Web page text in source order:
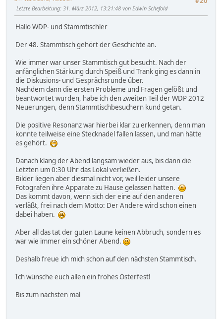
Letzte Bearbeitung: 31. März 2012, 13:21:48 von Edwin Schefold
Hallo WDP- und Stammtischler
Der 48. Stammtisch gehört der Geschichte an.
Wie immer war unser Stammtisch gut besucht. Nach der
anfänglichen Stärkung durch Speiß und Trank ging es dann in
die Diskusions- und Gesprächsrunde über.
Nachdem dann die ersten Probleme und Fragen gelößt und
beantwortet wurden, habe ich den zweiten Teil der WDP 2012
Neuerungen, denn Stammtischbesuchern kund getan.
Die positive Resonanz war hierbei klar zu erkennen, denn man
konnte teilweise eine Stecknadel fallen lassen, und man hätte
es gehört.
Danach klang der Abend langsam wieder aus, bis dann die
Letzten um 0:30 Uhr das Lokal verließen.
Bilder liegen aber diesmal nicht vor, weil leider unsere
Fotografen ihre Apparate zu Hause gelassen hatten.
Das kommt davon, wenn sich der eine auf den anderen
verläßt, frei nach dem Motto: Der Andere wird schon einen
dabei haben.
Aber all das tat der guten Laune keinen Abbruch, sondern es
war wie immer ein schöner Abend.
Deshalb freue ich mich schon auf den nächsten Stammtisch.
Ich wünsche euch allen ein frohes Osterfest!
Bis zum nächsten mal